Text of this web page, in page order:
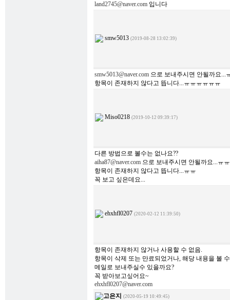
land2745@naver.com 입니다
smw5013 (2019-08-28 13:02:39)
smw5013@naver.com 으로 보내주시면 안될까요...
항목이 존재하지 않다고 뜹니다...ㅠㅠㅠㅠㅠㅠ
Miso0218 (2019-10-12 09:39:17)
다른 방법으로 볼수는 없나요??
aiha87@naver.com 으로 보내주시면 안될까요...ㅠㅠ
항목이 존재하지 않다고 뜹니다...ㅠㅠ
꼭 보고 싶은데요...
ehxhfl0207 (2020-02-12 11:39:50)
항목이 존재하지 않거나 사용할 수 없음.
항목이 삭제 또는 만료되었거나, 해당 내용을 볼
메일로 보내주실수 있을까요?
꼭 받아보고싶어요~
ehxhfl0207@naver.com
고은지
(2020-05-19 10:49:45)